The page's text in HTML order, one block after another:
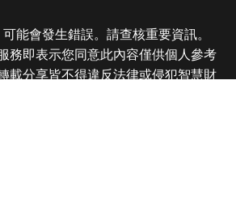
能會發生錯誤。請查核重要資訊。
務即表示您同意此內容僅供個人參考
載分享皆不得違反法律或侵犯智慧財